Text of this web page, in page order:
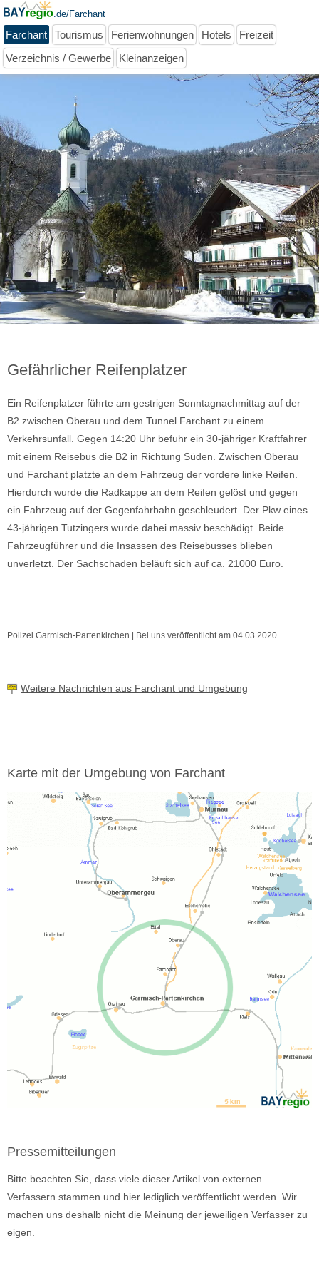
.de/Farchant
Farchant Tourismus Ferienwohnungen Hotels
Freizeit
Verzeichnis / Gewerbe
Kleinanzeigen
Gefährlicher Reifenplatzer
Ein Reifenplatzer führte am gestrigen Sonntagnachmittag auf der
B2 zwischen Oberau und dem Tunnel Farchant zu einem
Verkehrsunfall. Gegen 14:20 Uhr befuhr ein 30-jähriger Kraftfahrer
mit einem Reisebus die B2 in Richtung Süden. Zwischen Oberau
und Farchant platzte an dem Fahrzeug der vordere linke Reifen.
Hierdurch wurde die Radkappe an dem Reifen gelöst und gegen
ein Fahrzeug auf der Gegenfahrbahn geschleudert. Der Pkw eines
43-jährigen Tutzingers wurde dabei massiv beschädigt. Beide
Fahrzeugführer und die Insassen des Reisebusses blieben
unverletzt. Der Sachschaden beläuft sich auf ca. 21000 Euro.
Polizei Garmisch-Partenkirchen | Bei uns veröffentlicht am 04.03.2020
Weitere Nachrichten aus Farchant und Umgebung
Karte mit der Umgebung von Farchant
Pressemitteilungen
Bitte beachten Sie, dass viele dieser Artikel von externen
Verfassern stammen und hier lediglich veröffentlicht werden. Wir
machen uns deshalb nicht die Meinung der jeweiligen Verfasser zu
eigen.